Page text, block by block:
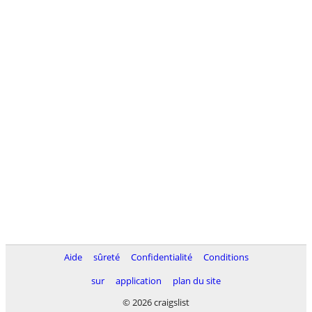
Aide sûreté Confidentialité
Conditions
sur
application
plan du site
© 2026 craigslist